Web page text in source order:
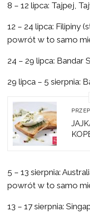
8 – 12 lipca: Tajpej,
12 – 24 lipca: Filipiny
powrót w to samo
24 – 29 lipca: Bandar
29 lipca – 5 sierpnia:
5 – 13 sierpnia:
powrót w to samo
13 – 17 sierpnia: